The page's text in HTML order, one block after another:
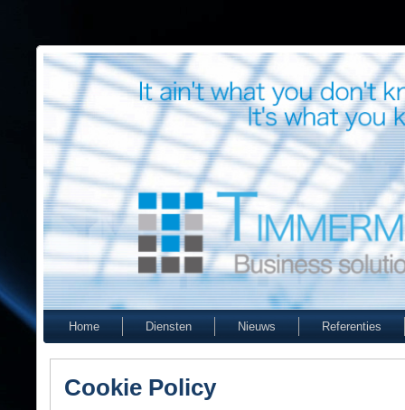
Home Diensten Nieuws Referenties
Cookie Policy